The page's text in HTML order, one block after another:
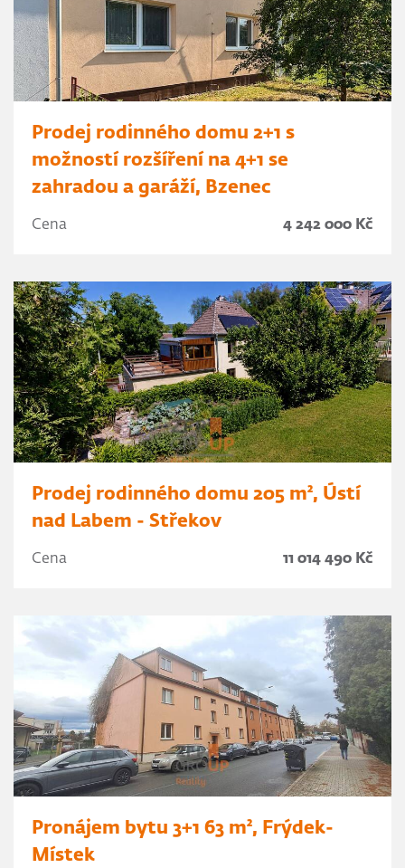
Prodej rodinného domu 2+1 s
možností rozšíření na 4+1 se
zahradou a garáží, Bzenec
Cena 4 242 000 Kč
Prodej rodinného domu 205 m², Ústí
nad Labem - Střekov
Cena 11 014 490 Kč
Pronájem bytu 3+1 63 m², Frýdek-
Místek